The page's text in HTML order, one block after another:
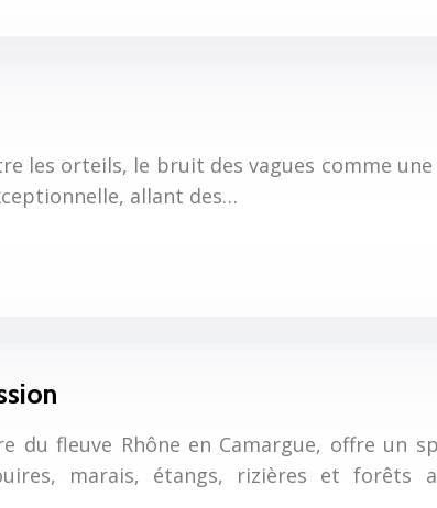
les orteils, le bruit des vagues comme
allant des…
du fleuve Rhône en Camargue, offre un
marais, étangs, rizières et forêts